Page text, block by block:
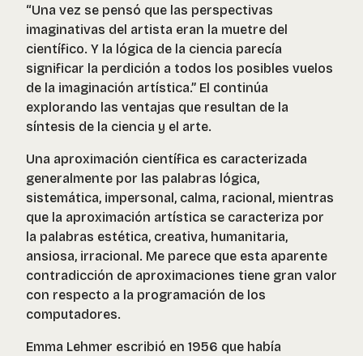
“Una vez se pensó que las perspectivas
imaginativas del artista eran la muetre del
científico. Y la lógica de la ciencia parecía
significar la perdición a todos los posibles vuelos
de la imaginación artística.” El continúa
explorando las ventajas que resultan de la
síntesis de la ciencia y el arte.
Una aproximación científica es caracterizada
generalmente por las palabras lógica,
sistemática, impersonal, calma, racional, mientras
que la aproximación artística se caracteriza por
la palabras estética, creativa, humanitaria,
ansiosa, irracional. Me parece que esta aparente
contradicción de aproximaciones tiene gran valor
con respecto a la programación de los
computadores.
Emma Lehmer escribió en 1956 que había